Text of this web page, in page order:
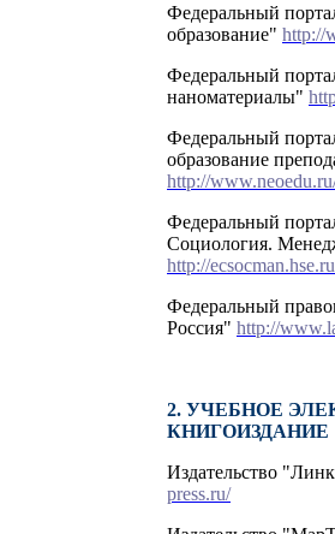
Федеральный
образование" http://
Федеральный
наноматериалы"
Федеральный
образование
http://
Федеральный
Социология.
http://
Федеральный
Россия" http://
2. УЧЕБНОЕ
КНИГОИЗДАНИЕ
Издательство
press.ru/